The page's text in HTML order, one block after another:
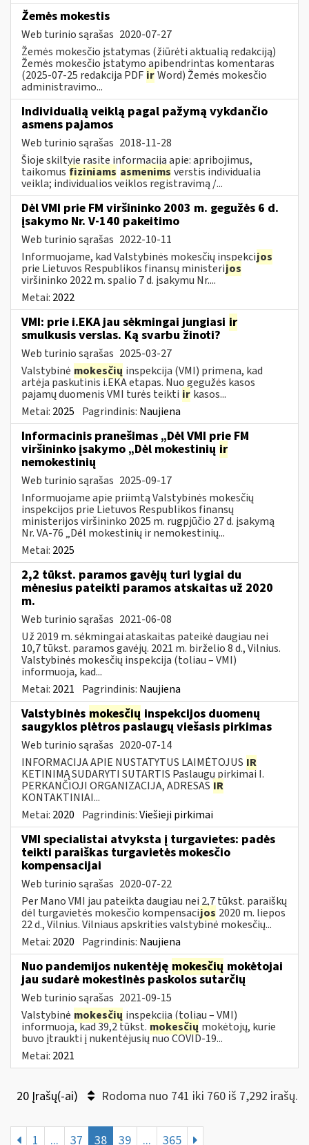
Žemės mokestis
Web turinio sąrašas 2020-07-27
Žemės mokesčio įstatymas (žiūrėti aktualią redakciją)
Žemės mokesčio įstatymo apibendrintas komentaras
(2025-07-25 redakcija PDF irWord) Žemės mokesčio
administravimo...
Individualią veiklą pagal pažymą vykdančio
asmens pajamos
Web turinio sąrašas 2018-11-28
Šioje skiltyje rasite informaciją apie: apribojimus,
taikomus fiziniams asmenims verstis individualia
veikla; individualios veiklos registravimą /...
Dėl VMI prie FM viršininko 2003 m. gegužės 6 d.
įsakymo Nr. V-140 pakeitimo
Web turinio sąrašas 2022-10-11
Informuojame, kad Valstybinės mokesčių inspekcijos
prie Lietuvos Respublikos finansų ministerijos
viršininko 2022 m. spalio 7 d. įsakymu Nr....
Metai: 2022
VMI: prie i.EKA jau sėkmingai jungiasi ir
smulkusis verslas. Ką svarbu žinoti?
Web turinio sąrašas 2025-03-27
Valstybinė mokesčių inspekcija (VMI) primena, kad
artėja paskutinis i.EKA etapas. Nuo gegužės kasos
pajamų duomenis VMI turės teikti ir kasos...
Metai: 2025 Pagrindinis: Naujiena
Informacinis pranešimas „Dėl VMI prie FM
viršininko įsakymo „Dėl mokestinių ir
nemokestinių
Web turinio sąrašas 2025-09-17
Informuojame apie priimtą Valstybinės mokesčių
inspekcijos prie Lietuvos Respublikos finansų
ministerijos viršininko 2025 m. rugpjūčio 27 d. įsakymą
Nr. VA-76 „Dėl mokestinių ir nemokestinių...
Metai: 2025
2,2 tūkst. paramos gavėjų turi lygiai du
mėnesius pateikti paramos atskaitas už 2020
m.
Web turinio sąrašas 2021-06-08
Už 2019 m. sėkmingai ataskaitas pateikė daugiau nei
10,7 tūkst. paramos gavėjų. 2021 m. birželio 8 d., Vilnius.
Valstybinės mokesčių inspekcija (toliau – VMI)
informuoja, kad...
Metai: 2021 Pagrindinis: Naujiena
Valstybinės mokesčių inspekcijos duomenų
saugyklos plėtros paslaugų viešasis pirkimas
Web turinio sąrašas 2020-07-14
INFORMACIJA APIE NUSTATYTUS LAIMĖTOJUS IR
KETINIMĄ SUDARYTI SUTARTIS Paslaugų pirkimai I.
PERKANČIOJI ORGANIZACIJA, ADRESAS IR
KONTAKTINIAI...
Metai: 2020 Pagrindinis:Viešieji pirkimai
VMI specialistai atvyksta į turgavietes: padės
teikti paraiškas turgavietės mokesčio
kompensacijai
Web turinio sąrašas 2020-07-22
Per Mano VMI jau pateikta daugiau nei 2,7 tūkst. paraiškų
dėl turgavietės mokesčio kompensacijos 2020 m. liepos
22 d., Vilnius. Vilniaus apskrities valstybinė mokesčių...
Metai: 2020 Pagrindinis: Naujiena
Nuo pandemijos nukentėję mokesčių mokėtojai
jau sudarė mokestinės paskolos sutarčių
Web turinio sąrašas 2021-09-15
Valstybinė mokesčių inspekcija (toliau – VMI)
informuoja, kad 39,2 tūkst. mokesčių mokėtojų, kurie
buvo įtraukti į nukentėjusių nuo COVID-19...
Metai: 2021
20 Įrašų(-ai) Rodoma nuo 741 iki 760 iš 7,292 irašų.
1 ... 37 38 39 ... 365